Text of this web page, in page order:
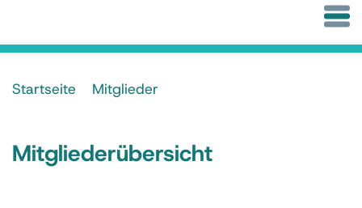
Startseite Mitglieder
Mitgliederübersicht